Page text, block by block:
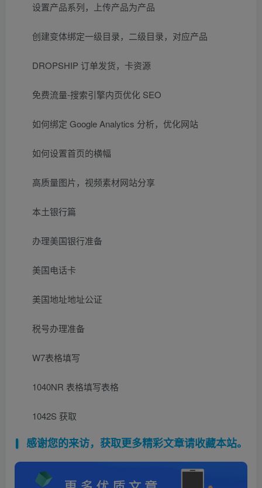
设置产品系列，上传产品为产品
创建变体绑定一级目录，二级目录，对应产品
DROPSHIP 订单发货，卡资源
免费流量-搜索引擎内页优化 SEO
如何绑定 Google Analytics 分析，优化网站
如何设置首页的横幅
高质量图片，视频素材网站分享
本土银行篇
办理美国银行准备
美国电话卡
美国地址地址公证
税号办理准备
W7表格填写
1040NR 表格填写表格
1042S 获取
感谢您的来访，获取更多精彩文章请收藏本站。